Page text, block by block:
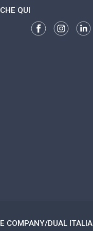
QUI
COMPANY/DUAL ITALIA